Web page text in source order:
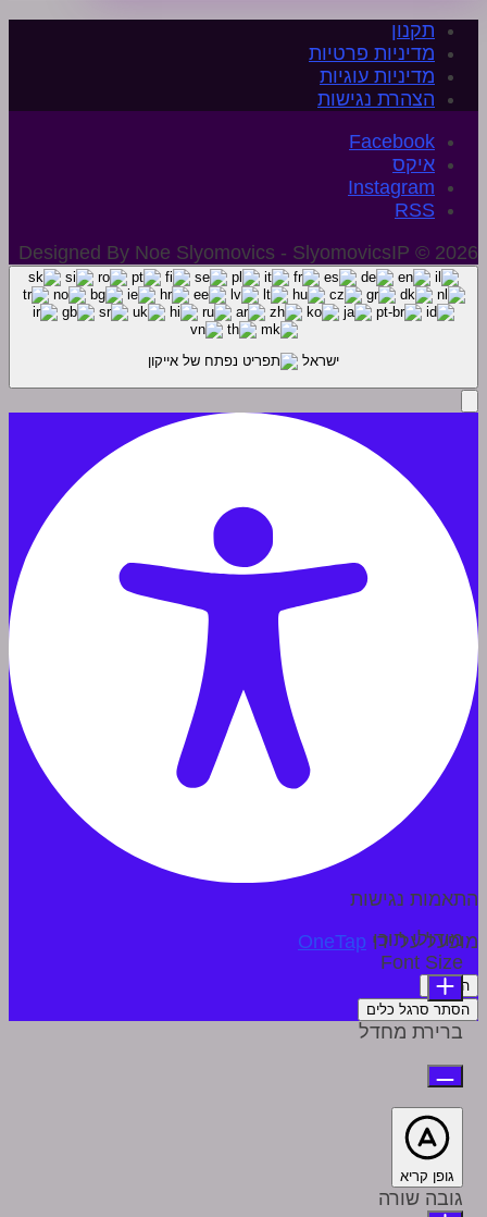
תקנון
מדיניות פרטיות
מדיניות עוגיות
הצהרת נגישות
איקס
Instagram
Designed By Noe Slyomovics - SlyomovicsIP © 2026
ישראל
התאמות נגישות
מופעל על ידי OneTap
הצהרה
הסתר סרגל כלים
מודולי תוכן
Font Size
ברירת מחדל
גופן קריא
גובה שורה